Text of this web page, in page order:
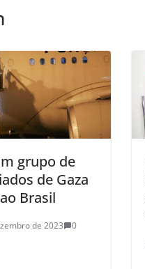
grupo de
de Gaza
Brasil
de 2023 0